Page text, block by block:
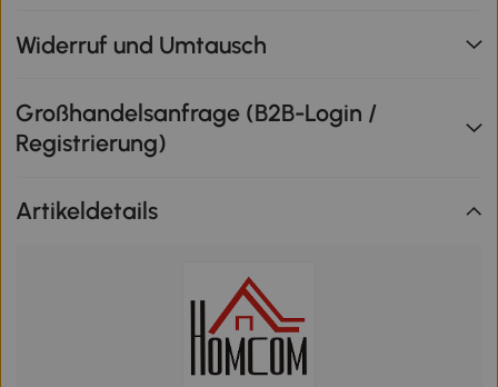
Widerruf und Umtausch
Großhandelsanfrage (B2B-Login /
Registrierung)
Artikeldetails